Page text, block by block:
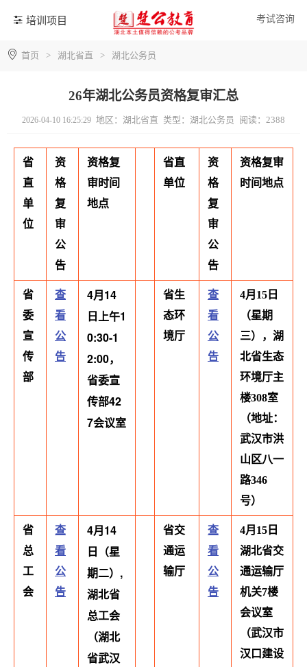
培训项目 考试咨询
首页 > 湖北省直 > 湖北公务员
26年湖北公务员资格复审汇总
2026-04-10 16:25:29 地区：湖北省直 类型：湖北公务员 阅读：2388
省
直
单
位
资
格
复
审
公
告
资格复
审时间
地点
省直
单位
资
格
复
审
公
告
资格复审
时间地点
省
委
宣
传
部
查
看
公
告
4月14
日上午1
0:30-1
2:00，
省委宣
传部42
7会议室
省生
态环
境厅
查
看
公
告
4月15日
（星期
三），湖
北省生态
环境厅主
楼308室
（地址：
武汉市洪
山区八一
路346
号）
省
总
工
会
查
看
公
告
4月14
日（星
期二）,
湖北省
总工会
（湖北
省武汉
省交
通运
输厅
查
看
公
告
4月15日
湖北省交
通运输厅
机关7楼
会议室
（武汉市
汉口建设